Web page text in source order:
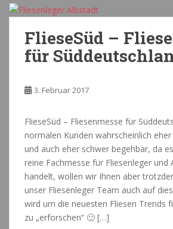
FlieseSüd –
für
3. Februar 2017
FlieseSüd – Fliesenmesse für
normalen Kunden wahrscheinlich
und auch eher schwer begehbar, da
reine Fachmesse für Fliesenleger und
handelt, wollen wir Ihnen aber
unser Fliesenleger Team auch auf
wird um die neuesten Fliesen Trends
zu „erforschen“ 🙂 […]